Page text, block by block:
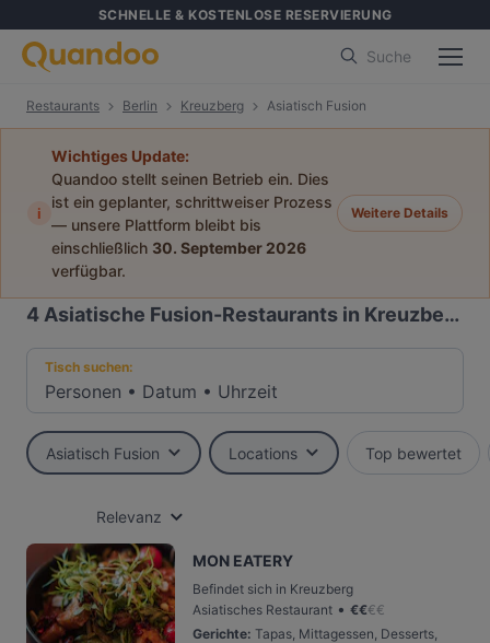
SCHNELLE & KOSTENLOSE RESERVIERUNG
Suche
Restaurants Berlin Kreuzberg Asiatisch Fusion
i
Wichtiges Update:
Quandoo stellt seinen Betrieb ein. Dies
ist ein geplanter, schrittweiser Prozess
— unsere Plattform bleibt bis
einschließlich 30. September 2026
verfügbar.
Weitere Details
4 Asiatische Fusion-Restaurants in Kreuzberg, Berlin
Tisch suchen:
Personen • Datum • Uhrzeit
Asiatisch Fusion Locations Top bewertet
Relevanz
MON EATERY
Befindet sich in Kreuzberg
Asiatisches Restaurant • €€€€
Gerichte: Tapas, Mittagessen, Desserts,